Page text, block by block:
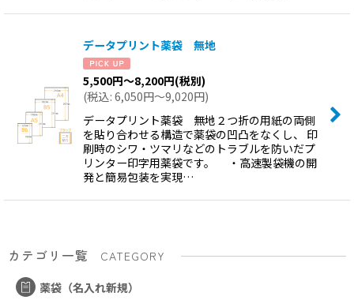
データプリント薬袋 無地
5,500円～8,200円(税別)
(税込: 6,050円～9,020円)
データプリント薬袋 無地２つ折の用紙の両側
を貼り合わせる構造で薬袋の凹凸をなくし、 印
刷時のシワ・ツマリなどのトラブルを防いだプ
リンター印字用薬袋です。 ・高速製袋機の開
発と簡易包装を実現…
カテゴリ一覧
CATEGORY
薬袋（名入れ新規）